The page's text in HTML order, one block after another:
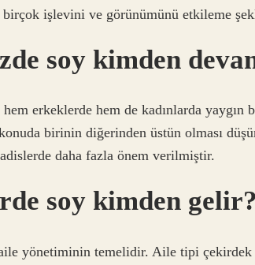
birçok işlevini ve görünümünü etkileme
soy kimden
hem erkeklerde hem de kadınlarda
birinin diğerinden üstün olması
daha fazla önem verilmiştir.
soy kimden gelir?
yönetiminin temelidir. Aile tipi